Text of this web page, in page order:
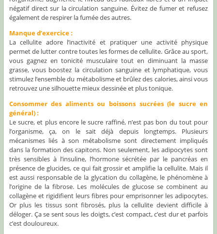
négatif direct sur la circulation sanguine. Évitez de fumer et refusez
également de respirer la fumée des autres.
Manque d’exercice :
La cellulite adore l’inactivité et pratiquer une activité physique
permet de lutter contre toutes les formes de cellulite. Grâce au sport,
vous gagnez en tonicité musculaire tout en diminuant la masse
grasse, vous boostez la circulation sanguine et lymphatique, vous
stimulez l’ensemble du métabolisme et brûlez des calories, ainsi vous
retrouvez une silhouette mieux dessinée et plus tonique.
Consommer des aliments ou boissons sucrées (le sucre en
général) :
Le sucre, et plus encore le sucre raffiné, n’est pas bon du tout pour
l’organisme, ça, on le sait déjà depuis longtemps. Plusieurs
mécanismes liés à son métabolisme sont directement impliqués
dans la formation des capitons. Non seulement, les adipocytes sont
très sensibles à l’insuline, l’hormone sécrétée par le pancréas en
présence de glucides, ce qui fait grossir et amplifie la cellulite. Mais il
est aussi responsable de la glycation du collagène, le phénomène à
l’origine de la fibrose. Les molécules de glucose se combinent au
collagène et rigidifient leurs fibres pour emprisonner les adipocytes.
Or plus les tissus sont fibrosés, plus la cellulite devient difficile à
déloger. Ça se sent sous les doigts, c’est compact, c’est dur et parfois
c’est douloureux.